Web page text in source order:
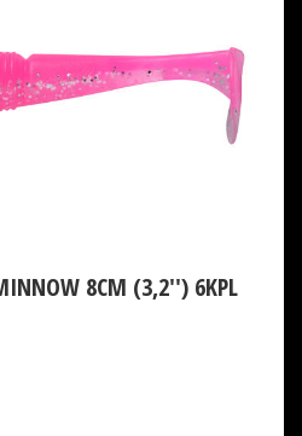
8CM (3,2'') 6KPL